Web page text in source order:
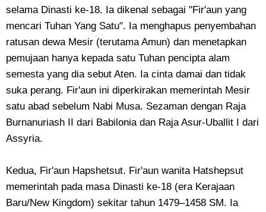
selama Dinasti ke-18. Ia dikenal sebagai "Fir'aun yang
mencari Tuhan Yang Satu". Ia menghapus penyembahan
ratusan dewa Mesir (terutama Amun) dan menetapkan
pemujaan hanya kepada satu Tuhan pencipta alam
semesta yang dia sebut Aten. Ia cinta damai dan tidak
suka perang. Fir'aun ini diperkirakan memerintah Mesir
satu abad sebelum Nabi Musa. Sezaman dengan Raja
Burnanuriash II dari Babilonia dan Raja Asur-Uballit I dari
Assyria.
Kedua, Fir'aun Hapshetsut. Fir'aun wanita Hatshepsut
memerintah pada masa Dinasti ke-18 (era Kerajaan
Baru/New Kingdom) sekitar tahun 1479–1458 SM. Ia